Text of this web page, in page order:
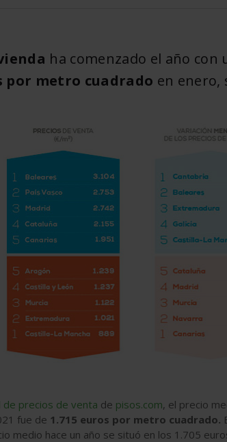
ha comenzado el año con
por metro cuadrado en enero,
de precios de venta de pisos.com, el precio
fue de 1.715 euros por metro cuadrado.
medio hace un año se situó en los 1.705